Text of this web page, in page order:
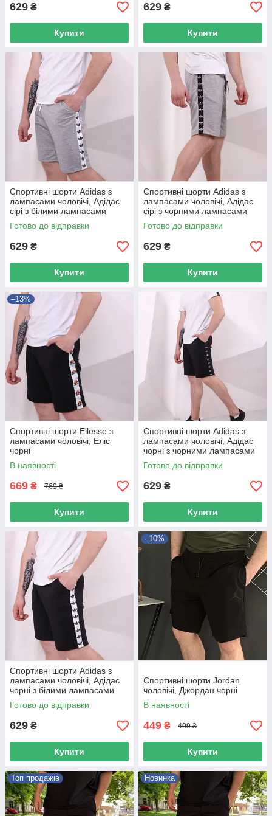
629 ₴
Купити
629 ₴
Купити
Спортивні шорти Adidas з
лампасами чоловічі, Адідас
сірі з білими лампасами
Готово до відправки
629 ₴
Купити
Спортивні шорти Adidas з
лампасами чоловічі, Адідас
сірі з чорними лампасами
Готово до відправки
629 ₴
Купити
–13%
Спортивні шорти Ellesse з
лампасами чоловічі, Еліс
чорні
В наявності
669 ₴ 769 ₴
Купити
Спортивні шорти Adidas з
лампасами чоловічі, Адідас
чорні з чорними лампасами
Готово до відправки
629 ₴
Купити
Спортивні шорти Adidas з
лампасами чоловічі, Адідас
чорні з білими лампасами
Готово до відправки
629 ₴
Купити
–10%
Спортивні шорти Jordan
чоловічі, Джордан чорні
В наявності
449 ₴ 499 ₴
Купити
Топ продажів Новинка